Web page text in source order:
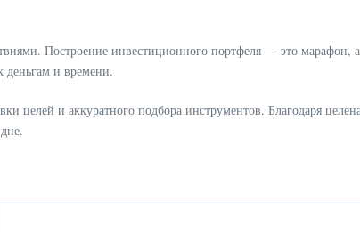
Построение инвестиционного портфеля — это марафон,
деньгам и времени.
целей и аккуратного подбора инструментов. Благодаря